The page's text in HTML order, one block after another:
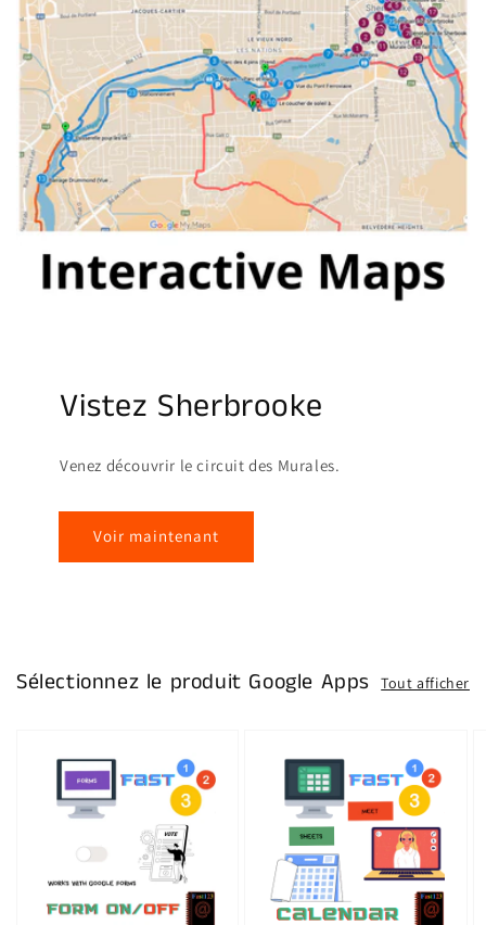
Vistez Sherbrooke
Venez découvrir le circuit des Murales.
Voir maintenant
Sélectionnez le produit Google Apps Tout afficher